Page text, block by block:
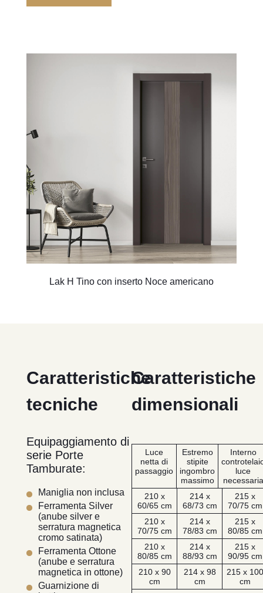
Lak H Tino con inserto Noce americano
Caratteristiche
dimensionali
Luce
netta di
passaggio
Estremo
stipite
ingombro
massimo
Interno
luce
necessaria
210 x
60/65 cm
214 x
68/73 cm
215 x
70/75 cm
210 x
70/75 cm
214 x
78/83 cm
215 x
80/85 cm
210 x
80/85 cm
214 x
88/93 cm
215 x
90/95 cm
210 x 90
cm
214 x 98
cm
215 x
cm
Caratteristiche
tecniche
Equipaggiamento di
serie Porte
Tamburate:
Maniglia non inclusa
Ferramenta Silver
(anube silver e
serratura magnetica
cromo satinata)
Ferramenta Ottone
(anube e serratura
magnetica in ottone)
Guarnizione di